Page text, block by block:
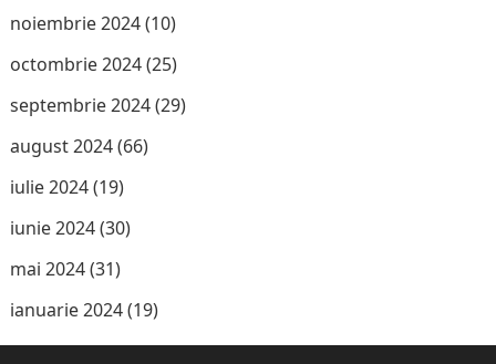
noiembrie 2024(10)
octombrie 2024(25)
septembrie 2024(29)
august 2024(66)
iulie 2024(19)
iunie 2024(30)
mai 2024(31)
ianuarie 2024(19)